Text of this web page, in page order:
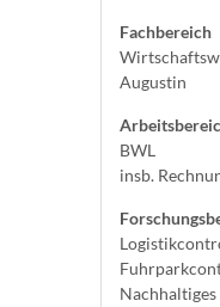
Fachbereich
Augustin
BWL
insb.